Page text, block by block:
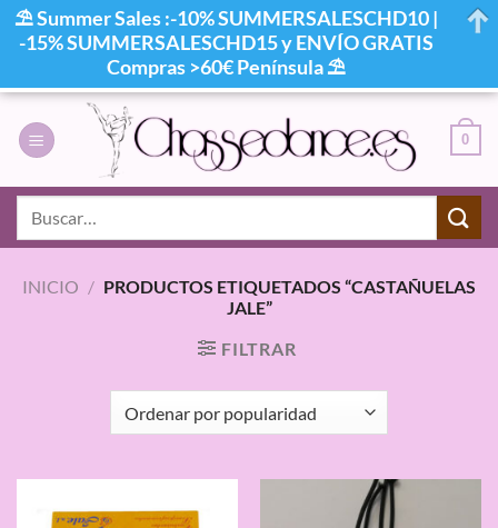
contenido
0
INICIO / PRODUCTOS ETIQUETADOS “CASTAÑUELAS
JALE”
FILTRAR
⛱ Summer Sales :-10% SUMMERSALESCHD10 |
-15% SUMMERSALESCHD15 y ENVÍO GRATIS
Compras >60€ Península ⛱